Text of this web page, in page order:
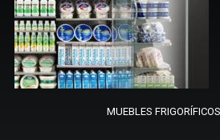
MUEBLES FRIGORÍFICOS